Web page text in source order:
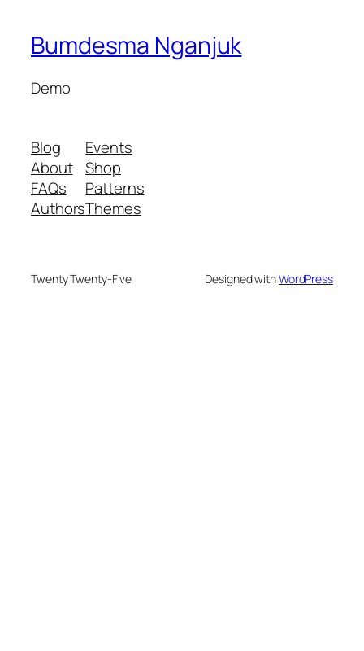
Bumdesma Nganjuk
Demo
Blog
About
FAQs
Authors
Events
Shop
Patterns
Themes
Twenty Twenty-Five Designed withWordPress